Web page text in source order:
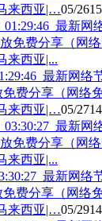
来西亚|…05/26
最新网
费分享（网络
来西亚|…05/27
最新网
费分享（网络
来西亚|…05/29